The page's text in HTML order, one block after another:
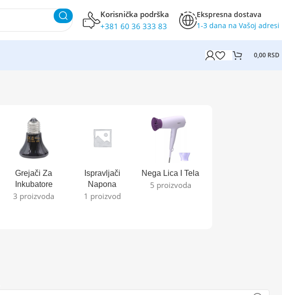
Korisnička podrška
+381 60 36 333 83
Ekspresna dostava
1-3 dana na Vašoj adresi
0,00 RSD
Grejači Za
Inkubatore
3 proizvoda
Ispravljači
Napona
1 proizvod
Nega Lica I Tela
5 proizvoda